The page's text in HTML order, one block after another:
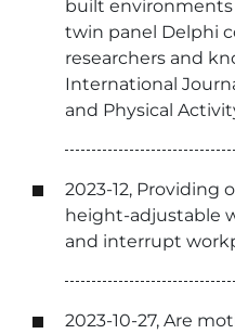
built environments
twin panel Delphi
researchers and
International
and Physical
2023-12, Providing
height-adjustable
and interrupt
2023-10-27, Are